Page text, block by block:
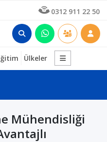
0312 911 22 50
Ülkeler
Mühendisliği